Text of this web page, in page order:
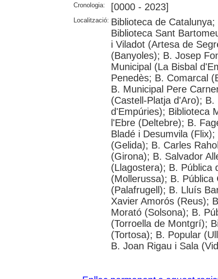
Cronologia:
[0000 - 2023]
Localització: Biblioteca de
Biblioteca Sant
i Viladot (Artesa de
(Banyoles); B. Josep
Municipal (La Bisbal
Penedès; B. Comarcal
B. Municipal Pere
(Castell-Platja d'Aro);
d'Empúries); Biblioteca
l'Ebre (Deltebre); B.
Bladé i Desumvila
(Gelida); B. Carles
(Girona); B. Salvador
(Llagostera); B. Pública
(Mollerussa); B.
(Palafrugell); B. Lluís
Xavier Amorós (Reus);
Morató (Solsona); B.
(Torroella de Montgrí);
(Tortosa); B. Popular
B. Joan Rigau i Sala